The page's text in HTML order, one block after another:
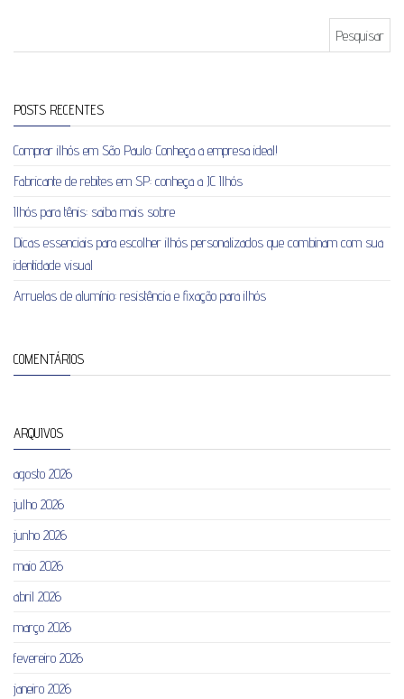
POSTS RECENTES
Comprar ilhós em São Paulo: Conheça a empresa ideal!
Fabricante de rebites em SP: conheça a JC Ilhós
Ilhós para tênis: saiba mais sobre
Dicas essenciais para escolher ilhós personalizados que combinam com sua
identidade visual
Arruelas de alumínio: resistência e fixação para ilhós
COMENTÁRIOS
ARQUIVOS
agosto 2026
julho 2026
junho 2026
maio 2026
abril 2026
março 2026
fevereiro 2026
janeiro 2026